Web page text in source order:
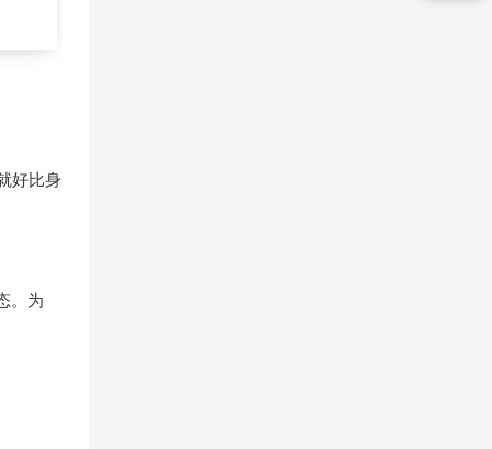
好比身
。为